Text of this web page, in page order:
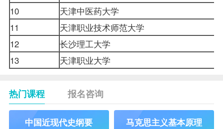
10
天津中医药大学
11
天津职业技术师范大学
12
长沙理工大学
13
天津职业大学
热门课程 报名咨询
中国近现代史纲要 马克思主义基本原理